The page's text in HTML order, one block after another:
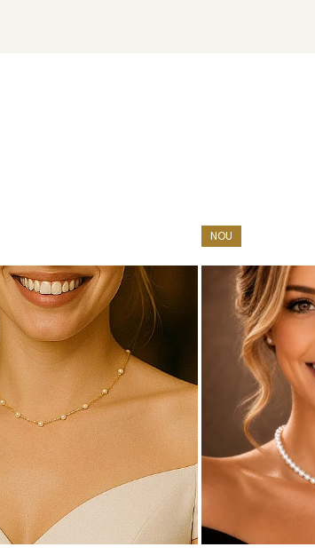
marcă înregistrată în 27 de țări. Toate
perle este însoțită de un certificat de
să-ți învăluie ținutele în eleganță și
cu o
brățară cu perle șicercei care să
NOU